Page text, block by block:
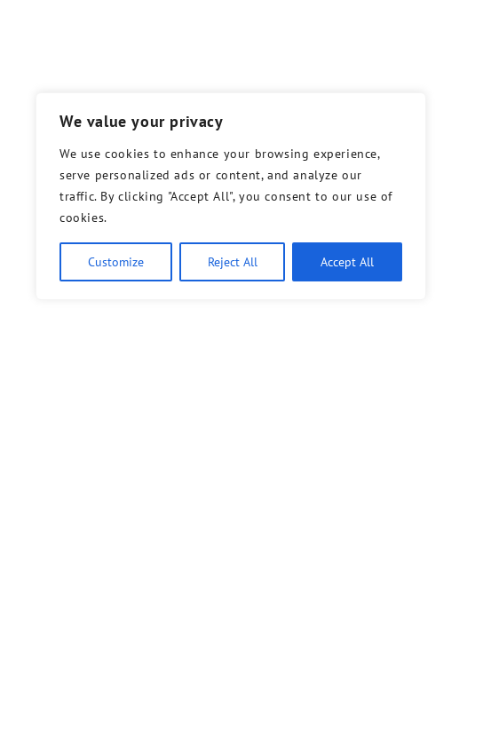
We value your privacy
We use cookies to enhance your browsing experience,
serve personalized ads or content, and analyze our
traffic. By clicking "Accept All", you consent to our use of
cookies.
Customize Reject All Accept All